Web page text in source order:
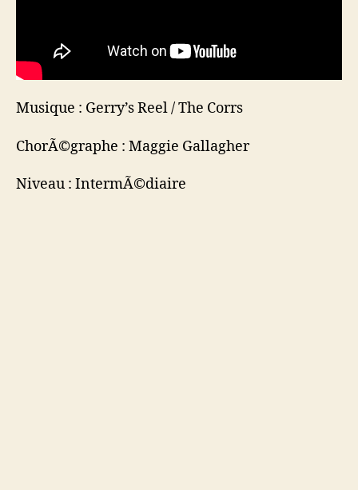
Musique : Gerry’s Reel / The Corrs
ChorÃ©graphe : Maggie Gallagher
Niveau : IntermÃ©diaire